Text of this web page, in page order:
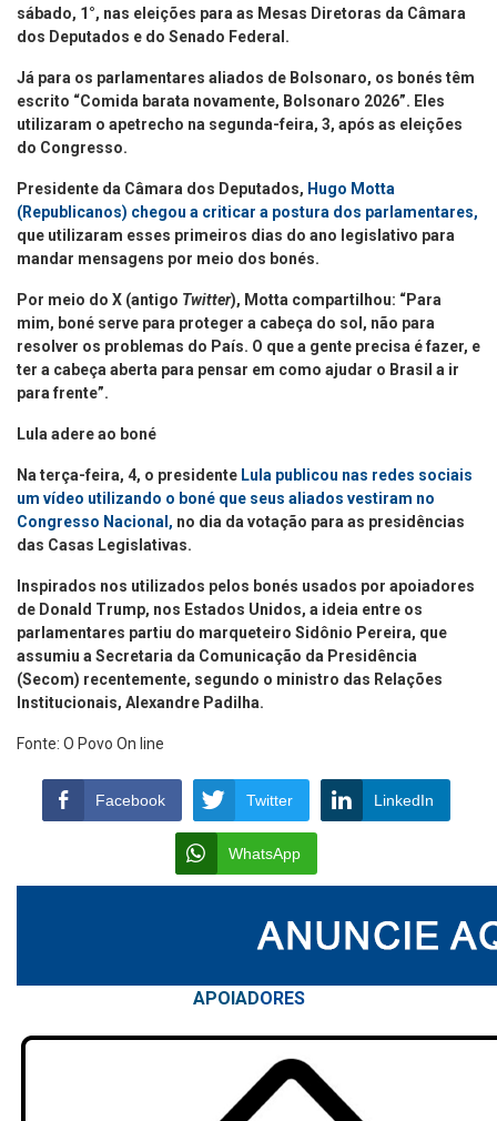
sábado, 1°, nas eleições para as Mesas Diretoras da Câmara
dos Deputados e do Senado Federal.
Já para os parlamentares aliados de Bolsonaro, os bonés têm
escrito “Comida barata novamente, Bolsonaro 2026”. Eles
utilizaram o apetrecho na segunda-feira, 3, após as eleições
do Congresso.
Presidente da Câmara dos Deputados, Hugo Motta
(Republicanos) chegou a criticar a postura dos parlamentares,
que utilizaram esses primeiros dias do ano legislativo para
mandar mensagens por meio dos bonés.
Por meio do X (antigo Twitter), Motta compartilhou: “Para
mim, boné serve para proteger a cabeça do sol, não para
resolver os problemas do País. O que a gente precisa é fazer, e
ter a cabeça aberta para pensar em como ajudar o Brasil a ir
para frente”.
Lula adere ao boné
Na terça-feira, 4, o presidente Lula publicou nas redes sociais
um vídeo utilizando o boné que seus aliados vestiram no
Congresso Nacional, no dia da votação para as presidências
das Casas Legislativas.
Inspirados nos utilizados pelos bonés usados por apoiadores
de Donald Trump, nos Estados Unidos, a ideia entre os
parlamentares partiu do marqueteiro Sidônio Pereira, que
assumiu a Secretaria da Comunicação da Presidência
(Secom) recentemente, segundo o ministro das Relações
Institucionais, Alexandre Padilha.
Fonte: O Povo On line
Facebook Twitter LinkedIn
WhatsApp
APOIADORES